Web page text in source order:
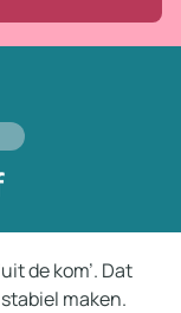
de kom’. Dat
maken.